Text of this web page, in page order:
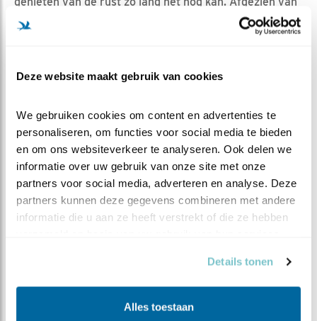
Deze website maakt gebruik van cookies
We gebruiken cookies om content en advertenties te
personaliseren, om functies voor social media te bieden
en om ons websiteverkeer te analyseren. Ook delen we
informatie over uw gebruik van onze site met onze
partners voor social media, adverteren en analyse. Deze
partners kunnen deze gegevens combineren met andere
informatie die u aan ze heeft verstrekt of die ze hebben
Details tonen
Alles toestaan
af en toe een opdringerige buurman/vrouw verjagen is
het vooral veel slapen, veel poetsen, veel knuffelen, af
niet helemaal overbodig) en lekker op je gemak op jacht
zich van voor af aan herhaalt.
EN WAT DOEN WIJ DAN IN DE TUSSENTIJD ?
Wij wachten geduldig af, lezen nog eens een blog van
vorig jaar, gluren even bij één van de andere camera’s
van Beleef de Lente en genieten stiekem mee van dit
super relaxte stelletje….